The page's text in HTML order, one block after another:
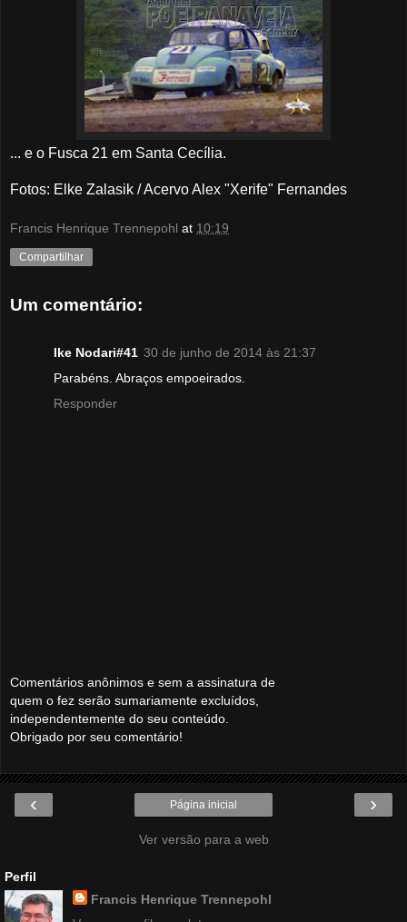
... e o Fusca 21 em Santa Cecília.
Fotos: Elke Zalasik / Acervo Alex "Xerife" Fernandes
Francis Henrique Trennepohl at 10:19
Compartilhar
Um comentário:
Ike Nodari#41 30 de junho de 2014 às 21:37
Parabéns. Abraços empoeirados.
Responder
Comentários anônimos e sem a assinatura de
quem o fez serão sumariamente excluídos,
independentemente do seu conteúdo.
Obrigado por seu comentário!
‹ ›
Página inicial
Ver versão para a web
Perfil
Francis Henrique Trennepohl